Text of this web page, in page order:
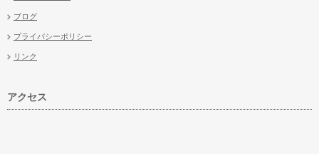
ブログ
プライバシーポリシー
リンク
アクセス